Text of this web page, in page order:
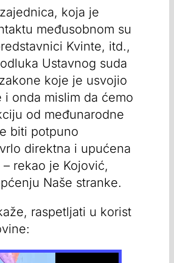
koja je
međusobnom su
Kvinte, itd.,
Ustavnog suda
koje je usvojio
i onda mislim da ćemo
od međunarodne
biti potpuno
direktna i upućena
rekao je Kojović,
Naše stranke.
raspetljati u korist